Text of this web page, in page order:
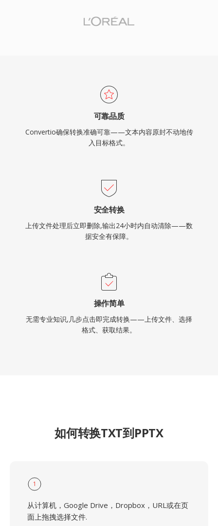
可靠品质
Convertio确保转换准确可靠——文本内容原封不动地传
入目标格式。
安全转换
上传文件处理后立即删除,输出24小时内自动清除——数
据安全有保障。
操作简单
无需专业知识,几步点击即完成转换——上传文件、选择
格式、获取结果。
如何转换TXT到PPTX
1
从计算机，Google Drive，Dropbox，URL或在页
面上拖拽选择文件.